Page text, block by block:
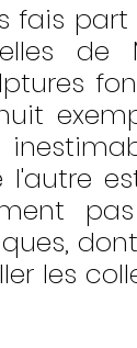
fais
de
les